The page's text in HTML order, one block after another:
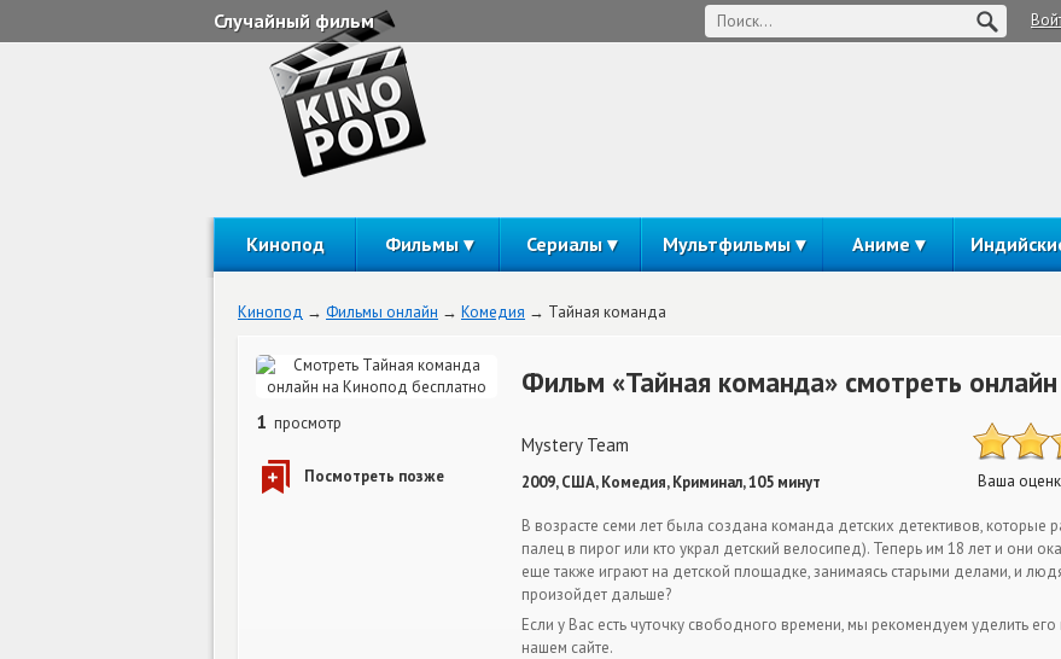
Случайный фильм
Кинопод Фильмы Сериалы Мультфильмы Аниме
Кинопод Фильмы онлайн Комедия Тайная команда
1 просмотр
Фильм «Тайная команда» смотреть онлайн
Mystery Team
2009, США, Комедия, Криминал, 105 минут Ваша
В возрасте семи лет была создана команда детских детективов, которые
палец в пирог или кто украл детский велосипед). Теперь им 18 лет и они
еще также играют на детской площадке, занимаясь старыми делами, и
произойдет дальше?
Если у Вас есть чуточку свободного времени, мы рекомендуем уделить
нашем сайте.